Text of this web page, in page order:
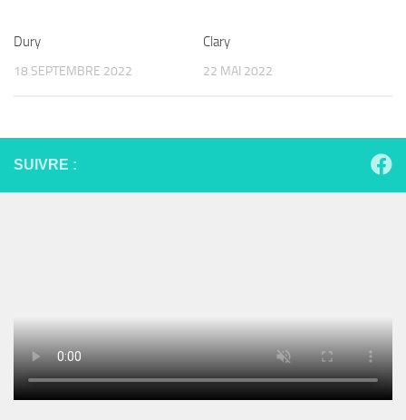
Dury
18 SEPTEMBRE 2022
Clary
22 MAI 2022
SUIVRE :